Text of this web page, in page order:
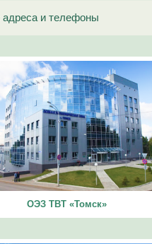
и телефоны
ОЭЗ ТВТ «Томск»